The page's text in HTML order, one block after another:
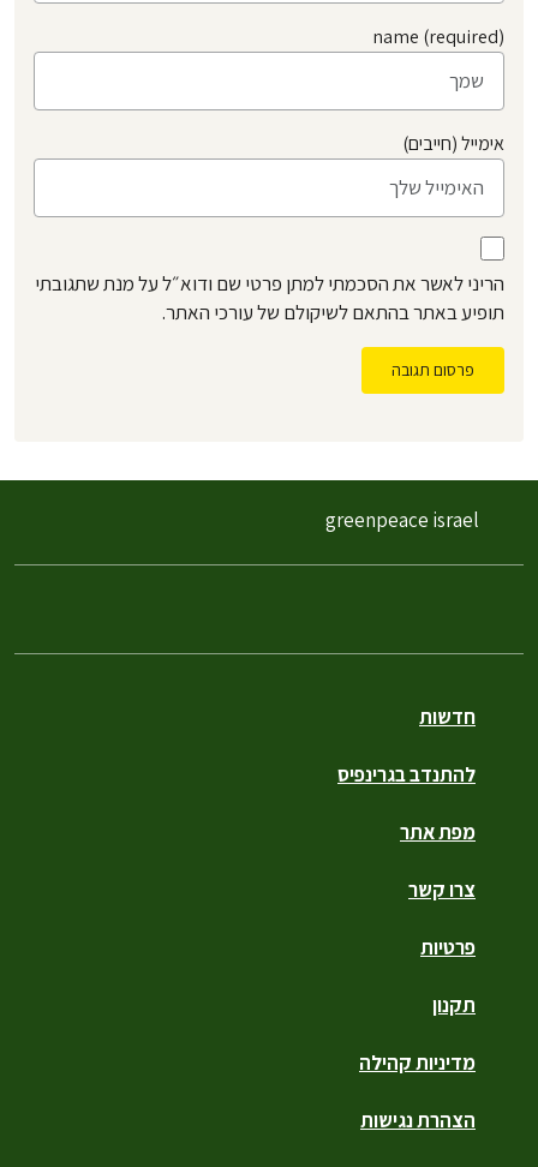
name (required)
אימייל (חייבים)
הריני לאשר את הסכמתי למתן פרטי שם ודוא״ל על מנת שתגובתי
תופיע באתר בהתאם לשיקולם של עורכי האתר.
פרסום תגובה
חדשות
להתנדב בגרינפיס
מפת אתר
צרו קשר
פרטיות
תקנון
מדיניות קהילה
הצהרת נגישות